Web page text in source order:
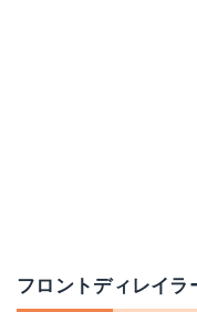
フロントディレイラ